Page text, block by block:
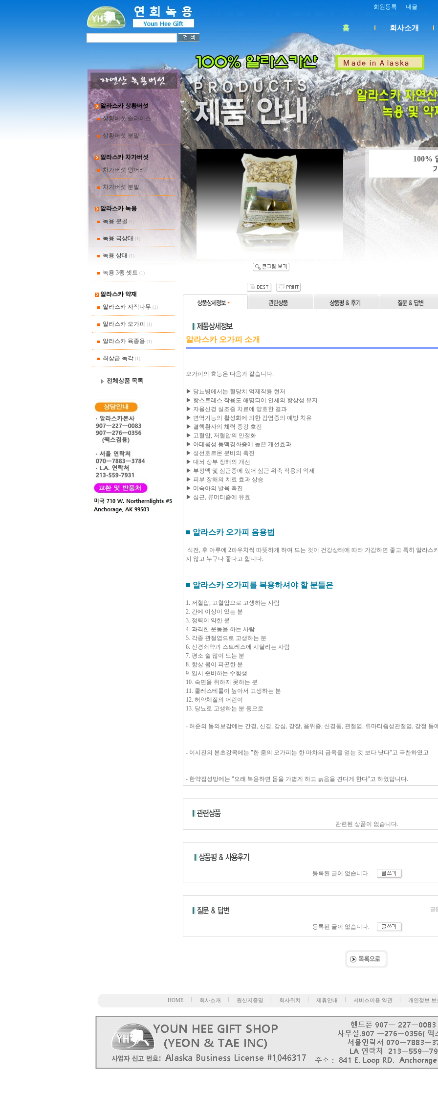
회원등록 내글
홈 회사소개
알라스카 상황버섯
상황버섯 슬라이스 (2)
상황버섯 분말 (2)
알라스카 차가버섯
차가버섯 덩어리
(2)
차가버섯 분말
알라스카 녹용
녹용 분골
(1)
녹용 극상대 (1)
녹용 상대 (1)
녹용 3종 셋트 (1)
알라스카 약재
알라스카 자작나무 (1)
알라스카 오가피 (1)
알라스카 육종용 (1)
최상급 녹각 (1)
전체상품 목록
100%
알라스카 오가피 소개
오가피의 효능은 다음과 같습니다.
▶ 당뇨병에서는 혈당치 억제작용 현저
▶ 항스트레스 작용도 해명되어 인체의 항상성 유지
▶ 자율신경 실조증 치료에 양호한 결과
▶ 면역기능의 활성화에 의한 감염증의 예방 치유
▶ 결핵환자의 체력 증강 호전
▶ 고혈압, 저혈압의 안정화
▶ 아테롬성 동맥경화증에 높은 개선효과
▶ 성선호르몬 분비의 촉진
▶ 대뇌 상부 장해의 개선
▶ 부정맥 및 심근증에 있어 심근 위축 작용의 억제
▶ 피부 장해의 치료 효과 상승
▶ 미숙아의 발육 촉진
▶ 심근, 류머티즘에 유효
■ 알라스카 오가피 음용법
식전, 후 아루에 2파우치씩 따뜻하게 하여 드는 것이 건강상태에 따라 가감하면 좋고 특히 알라스
지 않고 누구나 좋다고 합니다.
■ 알라스카 오가피를 복용하셔야 할 분들은
1. 저혈압, 고혈압으로 고생하는 사람
2. 간에 이상이 있는 분
3. 정력이 약한 분
4. 과격한 운동을 하는 사람
5. 각종 관절염으로 고생하는 분
6. 신경쇠약과 스트레스에 시달리는 사람
7. 평소 술 많이 드는 분
8. 항상 몸이 피곤한 분
9. 입시 준비하는 수험생
10. 숙면을 취하지 못하는 분
11. 콜레스테롤이 높아서 고생하는 분
12. 허약체질의 어린이
13. 당뇨로 고생하는 분 등으로
- 허준의 동의보감에는 간경, 신경, 강심, 강장, 음위증, 신경통, 관절염, 류마티즘성관절염, 강정 등
- 이시진의 본초강목에는 "한 줌의 오가피는 한 마차의 금옥을 얻는 것 보다 낫다"고 극찬하였고
- 한약집성방에는 "오래 복용하면 몸을 가볍게 하고 늙음을 견디게 한다"고 하였답니다.
관련된 상품이 없습니다.
등록된 글이 없습니다.
글
등록된 글이 없습니다.
HOME 회사소개 원산지증명 회사위치 제휴안내 서비스이용 약관 개인정보 보